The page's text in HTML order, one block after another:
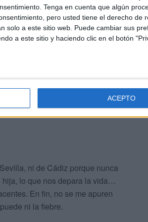
Tenga en cuenta que algún
pero usted tiene el derecho de
solo a este sitio web. Puede cambiar sus
a este sitio y haciendo clic en el botón
ACEPTO
y noticias, entre
antiguos calendarios que
qué bien se estaba en casa de
bibliotecarios de la Uca-
de Conchi Prida
cadenciosa que te hacía
ni de Cádiz porque nunca
hija, lo que nos depara la vida…
En fin, no se me apuren
ni la fiebre.